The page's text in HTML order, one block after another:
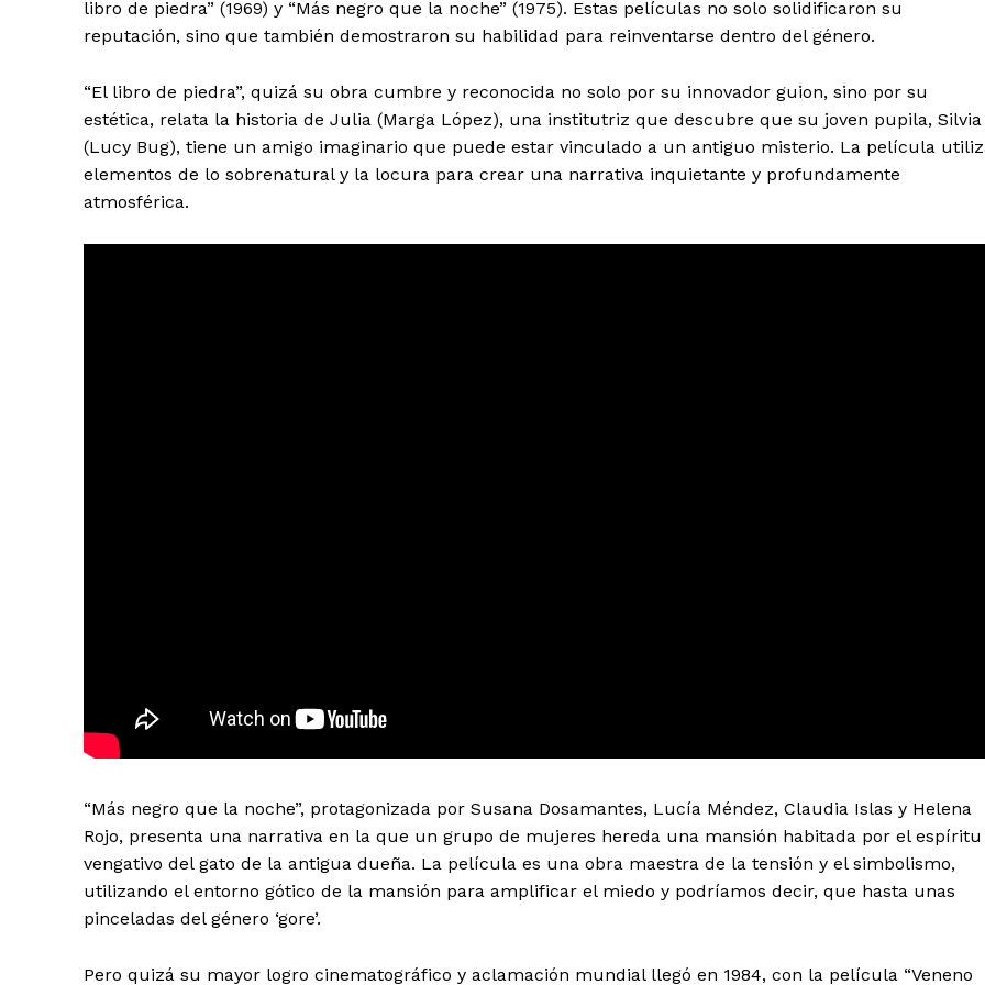
libro de piedra” (1969) y “Más negro que la noche” (1975). Estas películas no solo solidificaron su
reputación, sino que también demostraron su habilidad para reinventarse dentro del género.
“El libro de piedra”, quizá su obra cumbre y reconocida no solo por su innovador guion, sino por su
estética, relata la historia de Julia (Marga López), una institutriz que descubre que su joven pupila, Silvia
(Lucy Bug), tiene un amigo imaginario que puede estar vinculado a un antiguo misterio. La película
elementos de lo sobrenatural y la locura para crear una narrativa inquietante y profundamente
atmosférica.
“Más negro que la noche”, protagonizada por Susana Dosamantes, Lucía Méndez, Claudia Islas y Helena
Rojo, presenta una narrativa en la que un grupo de mujeres hereda una mansión habitada por el espíritu
vengativo del gato de la antigua dueña. La película es una obra maestra de la tensión y el simbolismo,
utilizando el entorno gótico de la mansión para amplificar el miedo y podríamos decir, que hasta unas
pinceladas del género ‘gore’.
Pero quizá su mayor logro cinematográfico y aclamación mundial llegó en 1984, con la película “Veneno